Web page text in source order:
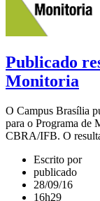
Publicado
Monitoria
O Campus Brasília
para o Programa de
CBRA/IFB. O
Escrito por
publicado
28/09/16
16h29